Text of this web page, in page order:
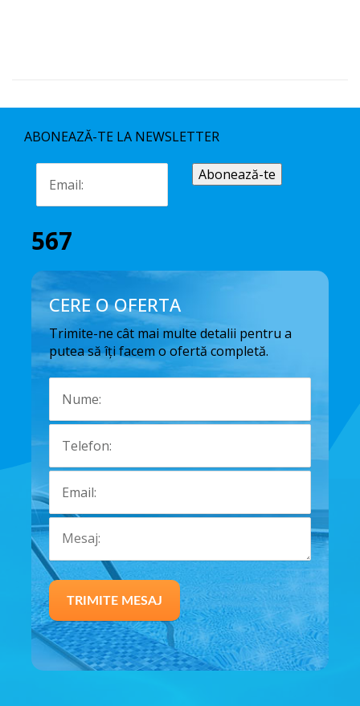
ABONEAZĂ-TE LA NEWSLETTER
567
CERE O OFERTA
Trimite-ne cât mai multe detalii pentru a
putea să îți facem o ofertă completă.